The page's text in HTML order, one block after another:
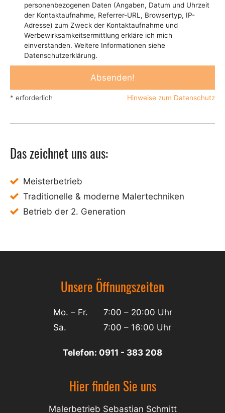
personenbezogenen Daten (Angaben, Datum und Uhrzeit
der Kontaktaufnahme, Referrer-URL, Browsertyp, IP-
Adresse) zum Zweck der Kontaktaufnahme und
Werbewirksamkeitsermittlung erkläre ich mich
einverstanden. Weitere Informationen siehe
Datenschutzerklärung.
Hinweise zum Datenschutz
* erforderlich
Das zeichnet uns aus:
Meisterbetrieb
Traditionelle & moderne Malertechniken
Betrieb der 2. Generation
Unsere Öffnungszeiten
Mo. – Fr.
7:00 – 20:00 Uhr
Sa.
7:00 – 16:00 Uhr
Telefon: 0911 - 383 208
Hier finden Sie uns
Malerbetrieb Sebastian Schmitt